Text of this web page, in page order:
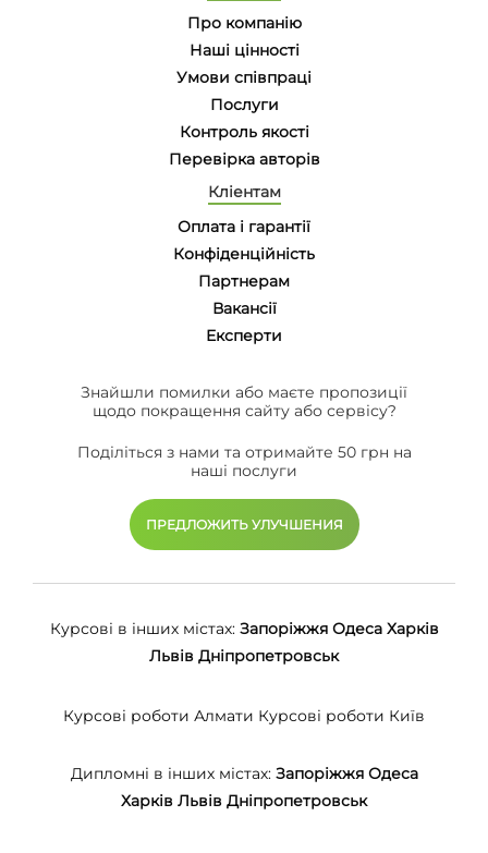
Про компанію
Наші цінності
Умови співпраці
Послуги
Контроль якості
Перевірка авторів
Кліентам
Оплата і гарантії
Конфіденційність
Партнерам
Вакансії
Eксперти
Знайшли помилки або маєте пропозиції
щодо покращення сайту або сервісу?
Поділіться з нами та отримайте 50 грн на
наші послуги
ПРЕДЛОЖИТЬ УЛУЧШЕНИЯ
Курсові в інших містах: Запоріжжя Одеса Харків
Львів Дніпропетровськ
Курсові роботи Алмати Курсові роботи Київ
Дипломні в інших містах: Запоріжжя Одеса
Харків Львів Дніпропетровськ